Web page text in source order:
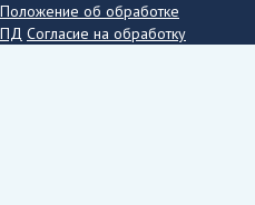
Положение об обработке
ПД Согласие на обработку